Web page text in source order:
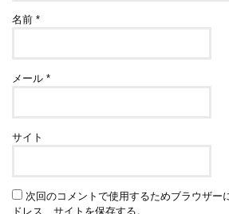
名前*
メール*
サイト
次回のコメントで使用するためブラウザー
ドレス、サイトを保存する。